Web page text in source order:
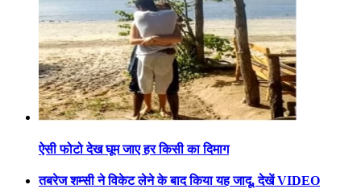
ऐसी फोटो देख घूम जाए हर किसी का दिमाग
तबरेज शम्सी ने विकेट लेने के बाद किया यह जादू, देखें VIDEO